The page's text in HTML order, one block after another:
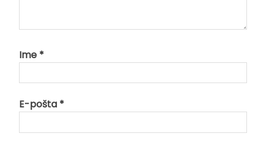
Ime *
E-pošta *